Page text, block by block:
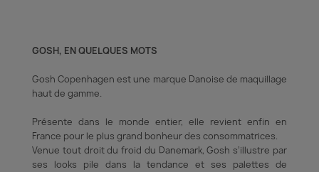
GOSH, EN QUELQUES MOTS
Gosh Copenhagen est une marque Danoise de maquillage
haut de gamme.
Présente dans le monde entier, elle revient enfin en
France pour le plus grand bonheur des consommatrices.
Venue tout droit du froid du Dane­mark, Gosh s’illustre par
ses looks pile dans la tendance et ses palettes de